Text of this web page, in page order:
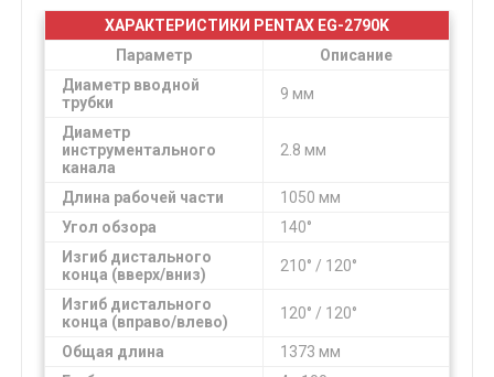
ХАРАКТЕРИСТИКИ PENTAX EG-2790K
Параметр
Описание
Диаметр вводной
трубки
9 мм
Диаметр
инструментального
канала
2.8 мм
Длина рабочей части
1050 мм
Угол обзора
140°
Изгиб дистального
конца (вверх/вниз)
210° / 120°
Изгиб дистального
конца (вправо/влево)
120° / 120°
Общая длина
1373 мм